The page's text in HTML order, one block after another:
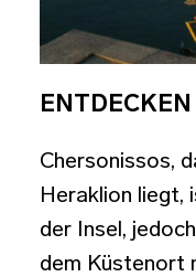
Chersonissos,
Heraklion liegt,
der Insel,
dem Küstenort